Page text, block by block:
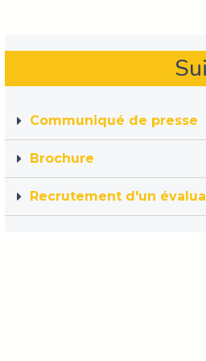
Communiqué de presse
Brochure
Recrutement d'un